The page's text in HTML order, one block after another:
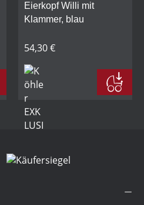
Eierkopf Willi mit
Klammer, blau
54,30 €